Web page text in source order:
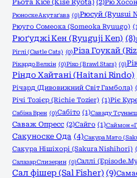
Рьота Кісе (Kise Ryota) (2)Рю Хосон
Рюноске Акутаґава (0)Рюсуй (Ryusui
Рюуго Сомеока (Someoka Ryuugo)
Рюґуджі Кен (Ryuguji Ken) (8)
Ріглі (Castle Cats) (0)Різа Гоукай
Рікардо Велкін (0)Ріко (Brawl Stars) (0)
Ріндо Хайтані (Haitani Rindo)
Річард (Дивовижний Світ Гамбола)
Річі Тозієр (Richie Tozier) (1)Ріє
Сабіна Врен (0)Сабіто (1)Саваду
Саваж Опресс (2)Сайго (1)Саймон
Сакуноске Ода (4)Сакура Мато
Сакура Нішіхорі (Sakura Nishihori)
Салазар Слизерин (0)Саллі
Сал фішер (Sal Fisher) (9)